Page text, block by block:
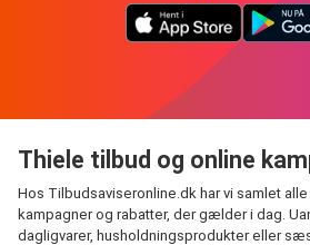
Thiele tilbud og online
Hos Tilbudsaviseronline.dk har vi samlet
kampagner og rabatter, der gælder i dag.
dagligvarer, husholdningsprodukter eller